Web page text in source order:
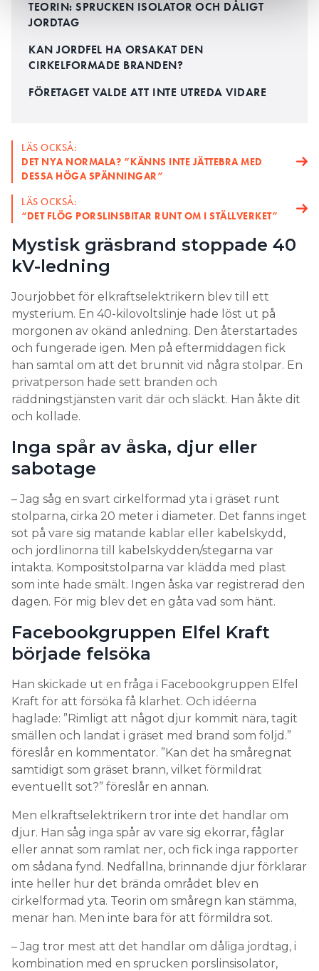
TEORIN: SPRUCKEN ISOLATOR OCH DÅLIGT
JORDTAG
KAN JORDFEL HA ORSAKAT DEN
CIRKELFORMADE BRANDEN?
FÖRETAGET VALDE ATT INTE UTREDA VIDARE
LÄS OCKSÅ:
DET NYA NORMALA? ”KÄNNS INTE JÄTTEBRA MED
DESSA HÖGA SPÄNNINGAR”
LÄS OCKSÅ:
“DET FLÖG PORSLINSBITAR RUNT OM I STÄLLVERKET”
Mystisk gräsbrand stoppade 40
kV-ledning
Jourjobbet för elkraftselektrikern blev till ett
mysterium. En 40-kilovoltslinje hade löst ut på
morgonen av okänd anledning. Den återstartades
och fungerade igen. Men på eftermiddagen fick
han samtal om att det brunnit vid några stolpar. En
privatperson hade sett branden och
räddningstjänsten varit där och släckt. Han åkte dit
och kollade.
Inga spår av åska, djur eller
sabotage
– Jag såg en svart cirkelformad yta i gräset runt
stolparna, cirka 20 meter i diameter. Det fanns inget
sot på vare sig matande kablar eller kabelskydd,
och jordlinorna till kabelskydden/stegarna var
intakta. Kompositstolparna var klädda med plast
som inte hade smält. Ingen åska var registrerad den
dagen. För mig blev det en gåta vad som hänt.
Facebookgruppen Elfel Kraft
började felsöka
Han skickade ut en fråga i Facebookgruppen Elfel
Kraft för att försöka få klarhet. Och idéerna
haglade: ”Rimligt att något djur kommit nära, tagit
smällen och landat i gräset med brand som följd.”
föreslår en kommentator. ”Kan det ha småregnat
samtidigt som gräset brann, vilket förmildrat
eventuellt sot?” föreslår en annan.
Men elkraftselektrikern tror inte det handlar om
djur. Han såg inga spår av vare sig ekorrar, fåglar
eller annat som ramlat ner, och fick inga rapporter
om sådana fynd. Nedfallna, brinnande djur förklarar
inte heller hur det brända området blev en
cirkelformad yta. Teorin om småregn kan stämma,
menar han. Men inte bara för att förmildra sot.
– Jag tror mest att det handlar om dåliga jordtag, i
kombination med en sprucken porslinsisolator,